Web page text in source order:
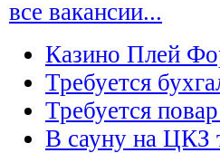
все вакансии...
Казино Плей
Требуется
Требуется
В сауну на ЦКЗ